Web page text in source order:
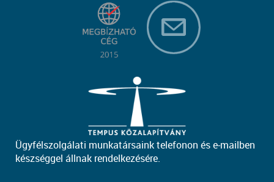
Ügyfélszolgálati munkatársaink telefonon és e-mailben
készséggel állnak rendelkezésére.